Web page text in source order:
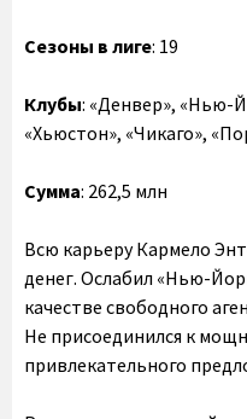
Сезоны в лиге: 19
Клубы: «Денвер», «Нью-
«Хьюстон», «Чикаго»,
Сумма: 262,5 млн
Всю карьеру Кармело
денег. Ослабил «Нью-
качестве свободного
Не присоединился к
привлекательного